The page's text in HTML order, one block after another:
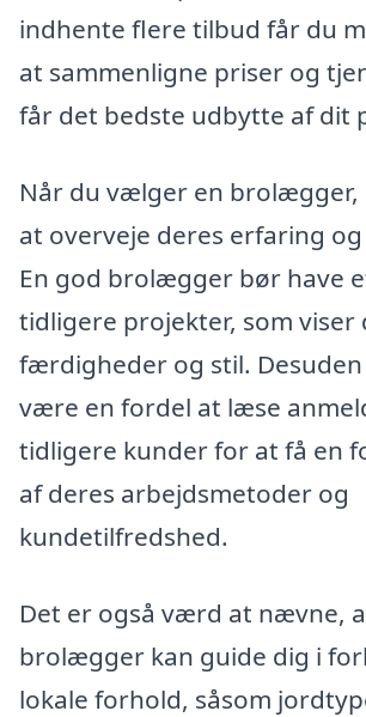
indhente flere tilbud får du
at sammenligne priser og
får det bedste udbytte af dit
Når du vælger en
at overveje deres erfaring
En god brolægger bør have
tidligere projekter, som viser
færdigheder og stil.
være en fordel at læse
tidligere kunder for at få en
af deres arbejdsmetoder og
kundetilfredshed.
Det er også værd at nævne,
brolægger kan guide dig i
lokale forhold, såsom